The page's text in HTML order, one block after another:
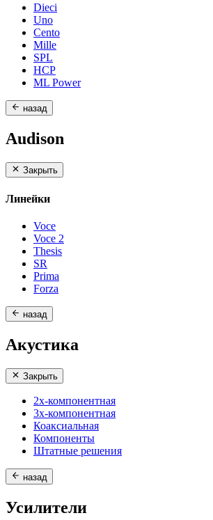
Dieci
Uno
Cento
Mille
SPL
HCP
ML Power
назад
Audison
Закрыть
Линейки
Voce
Voce 2
Thesis
SR
Prima
Forza
назад
Акустика
Закрыть
2х-компонентная
3х-компонентная
Коаксиальная
Компоненты
Штатные решения
назад
Усилители